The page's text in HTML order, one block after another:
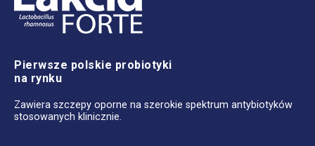
Pierwsze polskie probiotyki
na rynku
Zawiera szczepy oporne na szerokie spektrum antybiotyków
stosowanych klinicznie.